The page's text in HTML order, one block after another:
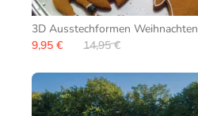
3D Ausstechformen Weihnachten
9,95 €
14,95 €